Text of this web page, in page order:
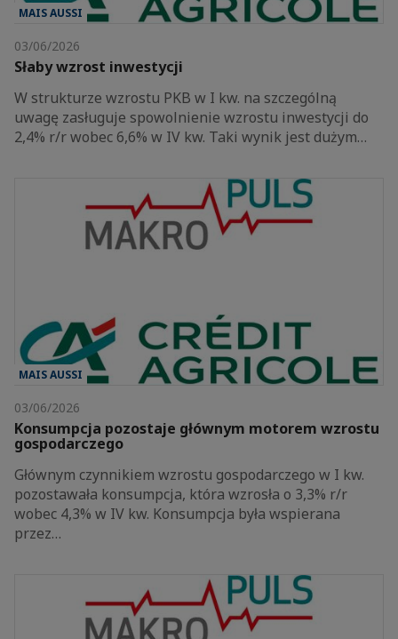
MAIS AUSSI
03/06/2026
Słaby wzrost inwestycji
W strukturze wzrostu PKB w I kw. na szczególną
uwagę zasługuje spowolnienie wzrostu inwestycji do
2,4% r/r wobec 6,6% w IV kw. Taki wynik jest dużym…
MAIS AUSSI
03/06/2026
Konsumpcja pozostaje głównym motorem wzrostu
gospodarczego
Głównym czynnikiem wzrostu gospodarczego w I kw.
pozostawała konsumpcja, która wzrosła o 3,3% r/r
wobec 4,3% w IV kw. Konsumpcja była wspierana
przez…